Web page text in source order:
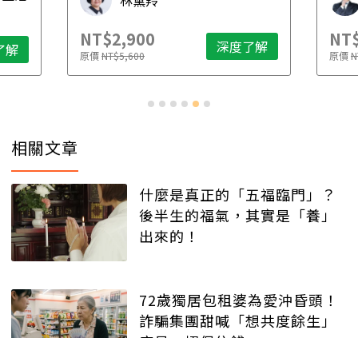
解 NT$2,900
原價NT$5,600 深度了解 原價
相關文章
什麼是真正的「五福臨門」？
後半生的福氣，其實是「養」
出來的！
72歲獨居包租婆為愛沖昏頭！
詐騙集團甜喊「想共度餘生」